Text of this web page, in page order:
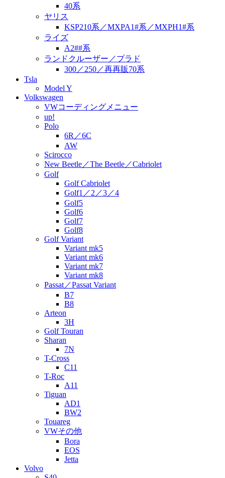
40系
ヤリス
KSP210系／MXPA1#系／MXPH1#系
ライズ
A2##系
ランドクルーザー／プラド
300／250／再再販70系
Tsla
Model Y
Volkswagen
VWコーディングメニュー
up!
Polo
6R／6C
AW
Scirocco
New Beetle／The Beetle／Cabriolet
Golf
Golf Cabriolet
Golf1／2／3／4
Golf5
Golf6
Golf7
Golf8
Golf Variant
Variant mk5
Variant mk6
Variant mk7
Variant mk8
Passat／Passat Variant
B7
B8
Arteon
3H
Golf Touran
Sharan
7N
T-Cross
C11
T-Roc
A11
Tiguan
AD1
BW2
Touareg
VWその他
Bora
EOS
Jetta
Volvo